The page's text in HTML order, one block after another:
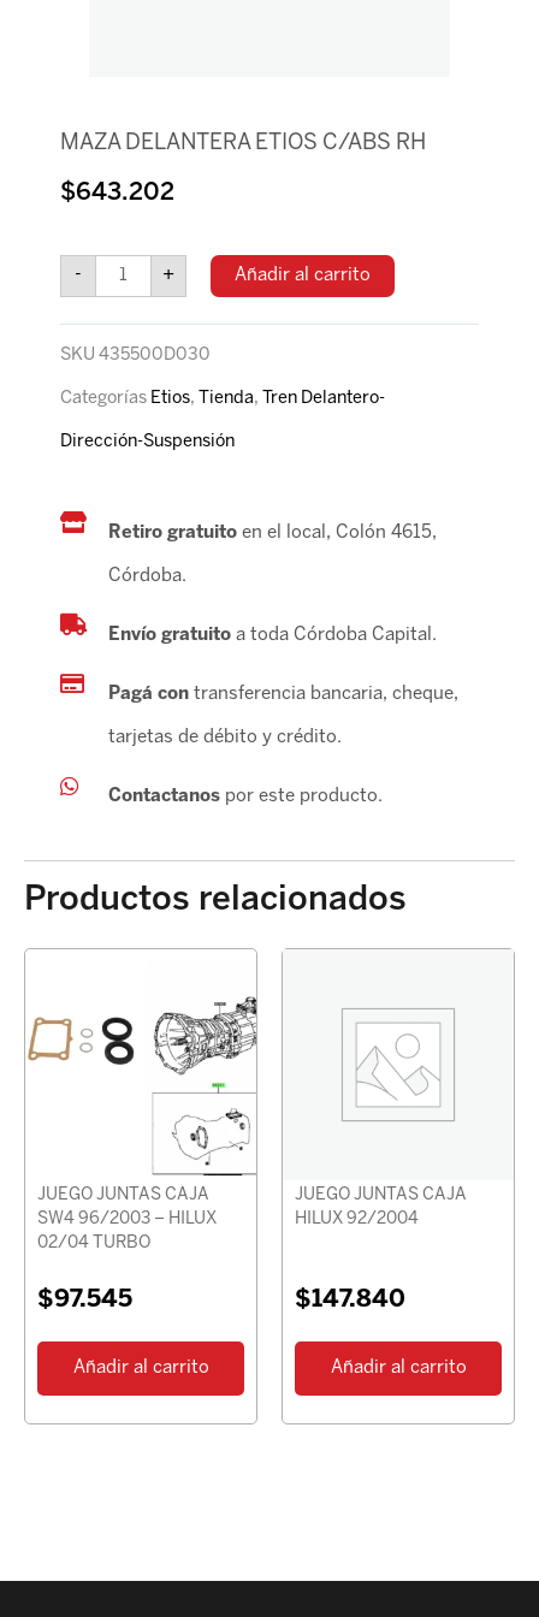
MAZA DELANTERA ETIOS C/ABS RH
$643.202
-
DELANTERA
ETIOS
RH
cantidad
+ Añadir al carrito
SKU 435500D030
Categorías Etios, Tienda, Tren Delantero-
Dirección-Suspensión
Retiro gratuito en el local, Colón 4615,
Córdoba.
Envío gratuitoa toda Córdoba Capital.
Pagá contransferencia bancaria, cheque,
tarjetas de débito y crédito.
Contactanospor este producto.
Productos relacionados
JUEGO JUNTAS CAJA
SW4 96/2003 – HILUX
02/04 TURBO
$97.545
Añadir al carrito
JUEGO JUNTAS CAJA
HILUX 92/2004
$147.840
Añadir al carrito